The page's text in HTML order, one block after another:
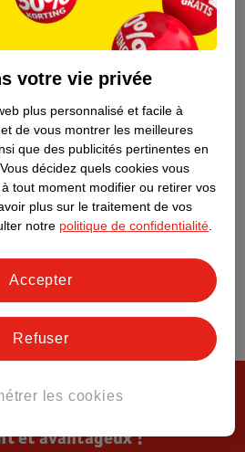
et avantageux !
votre vie privée
plus personnalisé et facile à
de vous montrer les meilleures
que des publicités pertinentes en
Vous décidez quels cookies vous
tout moment modifier ou retirer vos
plus sur le traitement de vos
notre politique de confidentialité
les cookies
Refuser
Accepter